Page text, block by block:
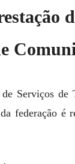
Serviços de
federação é